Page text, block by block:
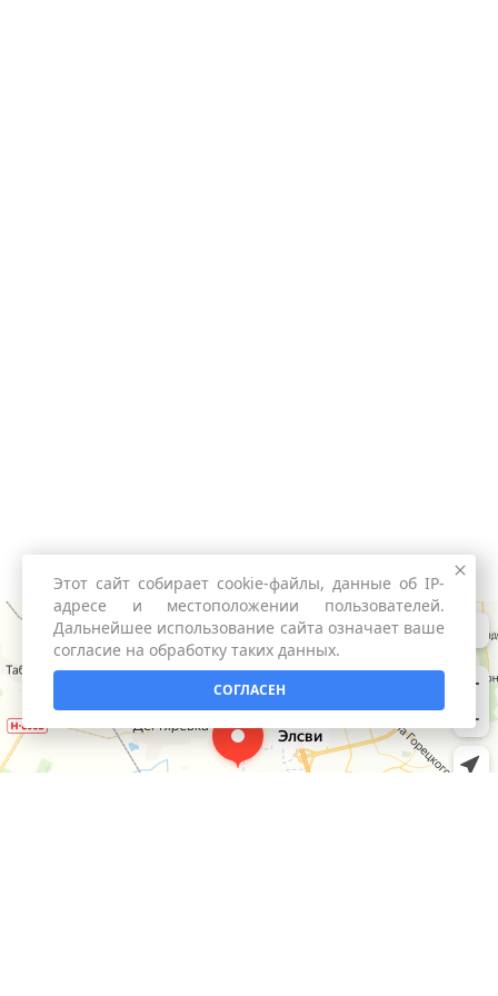
Этот сайт собирает cookie-файлы, данные об IP-
адресе и местоположении пользователей.
Дальнейшее использование сайта означает ваше
согласие на обработку таких данных.
СОГЛАСЕН